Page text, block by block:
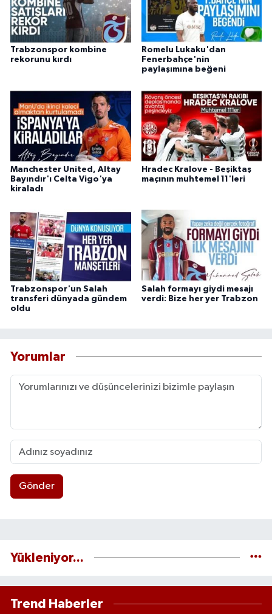
Trabzonspor kombine
rekorunu kırdı
Romelu Lukaku'dan
Fenerbahçe'nin
paylaşımına beğeni
Manchester United, Altay
Bayındır'ı Celta Vigo'ya
kiraladı
Hradec Kralove - Beşiktaş
maçının muhtemel 11'leri
Trabzonspor'un Salah
transferi dünyada gündem
oldu
Salah formayı giydi mesajı
verdi: Bize her yer Trabzon
Yorumlar
Gönder
Yükleniyor...
Trend Haberler